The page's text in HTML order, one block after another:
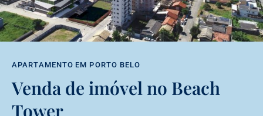
APARTAMENTO EM PORTO BELO
Venda de imóvel no Beach
Tower